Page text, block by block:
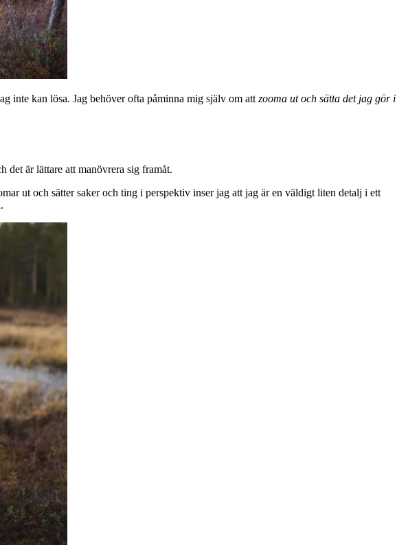
inte kan lösa. Jag behöver ofta påminna mig själv om att zooma ut och sätta det jag gör i
det är lättare att manövrera sig framåt.
ut och sätter saker och ting i perspektiv inser jag att jag är en väldigt liten detalj i ett